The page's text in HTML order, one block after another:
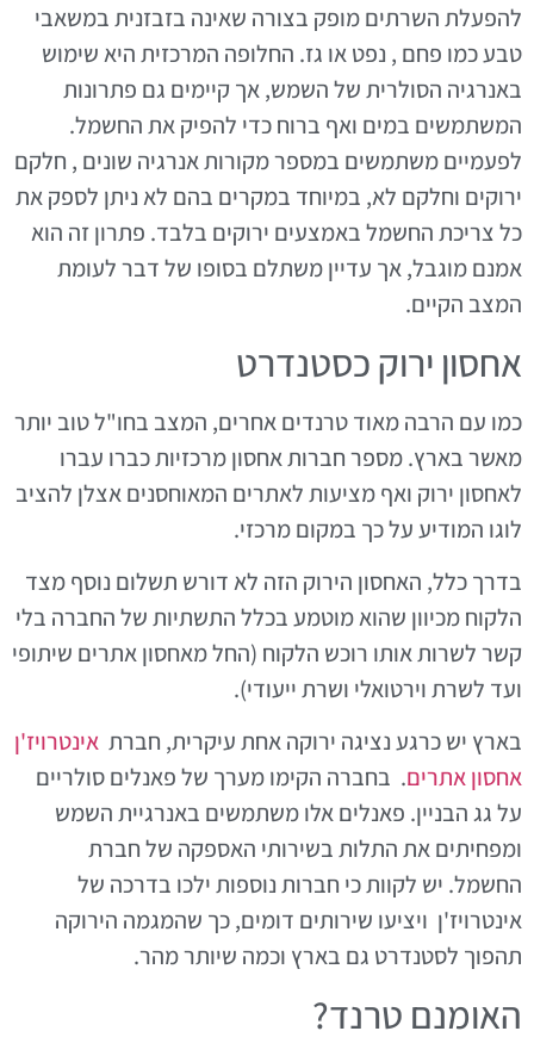
להפעלת השרתים מופק בצורה שאינה בזבזנית במשאבי
טבע כמו פחם , נפט או גז. החלופה המרכזית היא שימוש
באנרגיה הסולרית של השמש, אך קיימים גם פתרונות
המשתמשים במים ואף ברוח כדי להפיק את החשמל.
לפעמיים משתמשים במספר מקורות אנרגיה שונים , חלקם
ירוקים וחלקם לא, במיוחד במקרים בהם לא ניתן לספק את
כל צריכת החשמל באמצעים ירוקים בלבד. פתרון זה הוא
אמנם מוגבל, אך עדיין משתלם בסופו של דבר לעומת
המצב הקיים.
אחסון ירוק כסטנדרט
כמו עם הרבה מאוד טרנדים אחרים, המצב בחו"ל טוב יותר
מאשר בארץ. מספר חברות אחסון מרכזיות כברו עברו
לאחסון ירוק ואף מציעות לאתרים המאוחסנים אצלן להציב
לוגו המודיע על כך במקום מרכזי.
בדרך כלל, האחסון הירוק הזה לא דורש תשלום נוסף מצד
הלקוח מכיוון שהוא מוטמע בכלל התשתיות של החברה בלי
קשר לשרות אותו רוכש הלקוח (החל מאחסון אתרים שיתופי
ועד לשרת וירטואלי ושרת ייעודי).
בארץ יש כרגע נציגה ירוקה אחת עיקרית, חברת אינטרויז'ן
אחסון אתרים. בחברה הקימו מערך של פאנלים סולריים
על גג הבניין. פאנלים אלו משתמשים באנרגיית השמש
ומפחיתים את התלות בשירותי האספקה של חברת
החשמל. יש לקוות כי חברות נוספות ילכו בדרכה של
אינטרויז'ן ויציעו שירותים דומים, כך שהמגמה הירוקה
תהפוך לסטנדרט גם בארץ וכמה שיותר מהר.
האומנם טרנד?